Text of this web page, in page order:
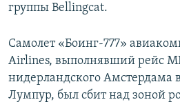
группы Bellingcat.
Самолет «Боинг-777»
Airlines, выполнявший рейс
нидерландского Амстердама
Лумпур, был сбит над зоной